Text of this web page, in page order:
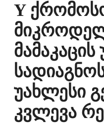
Y
უახლესი
კვლევა